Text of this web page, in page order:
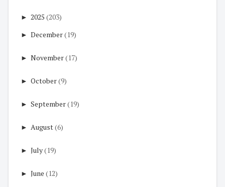
► 2025 (203)
► December(19)
► November(17)
► October(9)
► September(19)
► August(6)
► July(19)
► June (12)